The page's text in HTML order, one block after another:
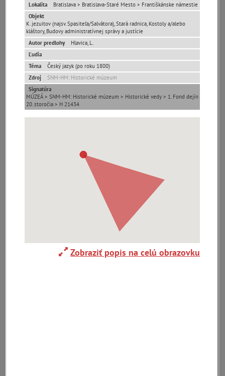
T U V W X Y Z
Abaújszántó (HU)
(2)
Abrahám(3)
Adelboden (CH)
(1)
Adidovce(1) Albena (BG) .(10)
Antivari (AL)(1)
Avignon (FR)(2)
zoradiť podľa
Lokalita
Bratislava > Bratislava-Staré Mesto > Františkánske námestie
Objekt
K. jezuitov (najsv. Spasiteľa/Salvátora), Stará radnica, Kostoly a/alebo
kláštory, Budovy administratívnej správy a justície
Autor predlohy
Hlavica, L.
Ľudia
Téma
Český jazyk (po roku 1800)
Zdroj
SNM-HM: Historické múzeum
Signatúra
MÚZEÁ > SNM-HM: Historické múzeum > Historické vedy > 1. Fond dejín
20. storočia > H 21434
Zobraziť popis na celú obrazovku